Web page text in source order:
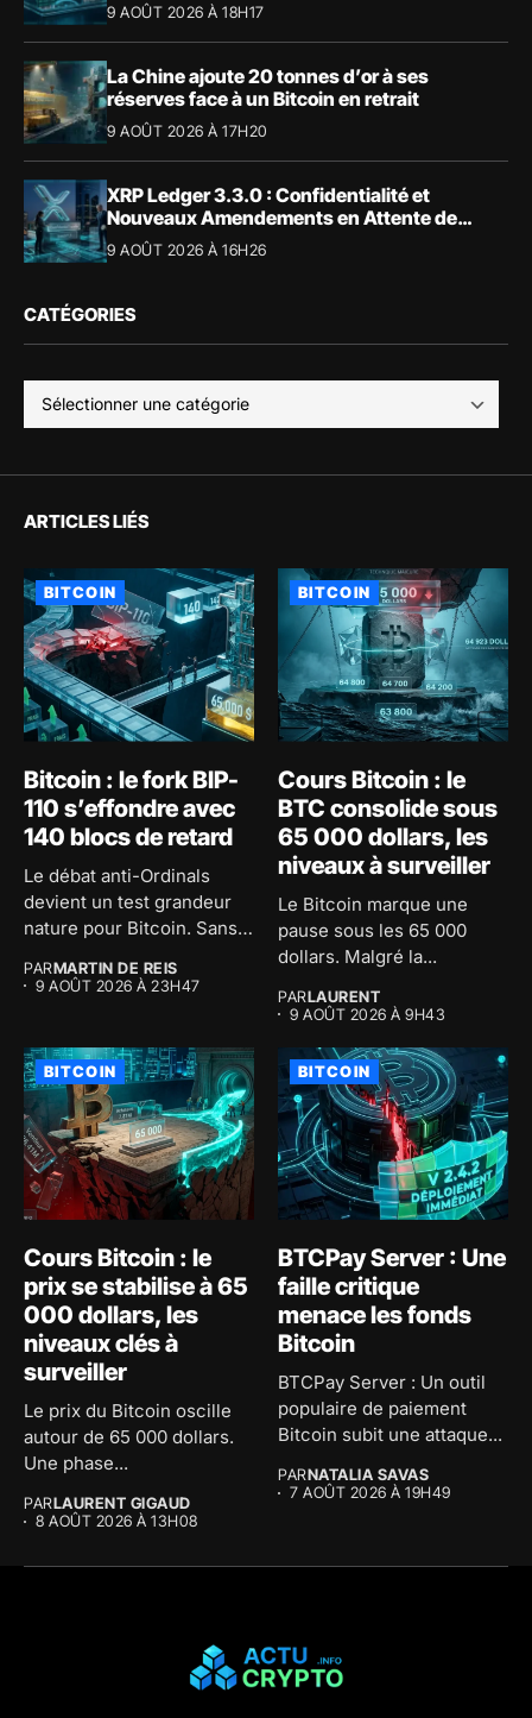
9 AOÛT 2026 À 18H17
La Chine ajoute 20 tonnes d’or à ses
réserves face à un Bitcoin en retrait
9 AOÛT 2026 À 17H20
XRP Ledger 3.3.0 : Confidentialité et
Nouveaux Amendements en Attente de
Validation
9 AOÛT 2026 À 16H26
CATÉGORIES
ARTICLES LIÉS
BITCOIN
Bitcoin : le fork BIP-
110 s’effondre avec
140 blocs de retard
Le débat anti-Ordinals
devient un test grandeur
nature pour Bitcoin. Sans
PARMARTIN DE REIS
9 AOÛT 2026 À 23H47
BITCOIN
Cours Bitcoin : le
BTC consolide sous
65 000 dollars, les
niveaux à surveiller
Le Bitcoin marque une
pause sous les 65 000
dollars. Malgré la...
PARLAURENT
9 AOÛT 2026 À 9H43
BITCOIN
Cours Bitcoin : le
prix se stabilise à 65
000 dollars, les
niveaux clés à
surveiller
Le prix du Bitcoin oscille
autour de 65 000 dollars.
Une phase...
PARLAURENT GIGAUD
8 AOÛT 2026 À 13H08
BITCOIN
BTCPay Server : Une
faille critique
menace les fonds
Bitcoin
BTCPay Server : Un outil
populaire de paiement
Bitcoin subit une attaque...
PARNATALIA SAVAS
7 AOÛT 2026 À 19H49